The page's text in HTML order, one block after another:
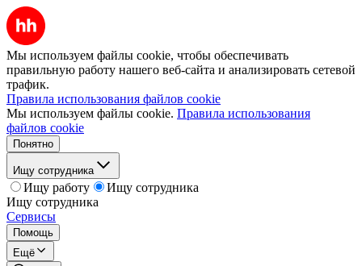
Мы используем файлы cookie, чтобы обеспечивать
правильную работу нашего веб-сайта и анализировать сетевой
трафик.
Правила использования файлов cookie
Мы используем файлы cookie. Правила использования
файлов cookie
Понятно
Ищу сотрудника
Ищу работу
Ищу сотрудника
Ищу сотрудника
Сервисы
Помощь
Ещё